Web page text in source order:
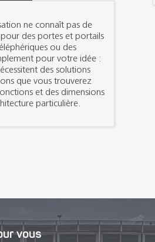
ne connaît pas de
des portes et portails
ou des
pour votre idée :
des solutions
que vous trouverez
et des dimensions
particulière.
vous